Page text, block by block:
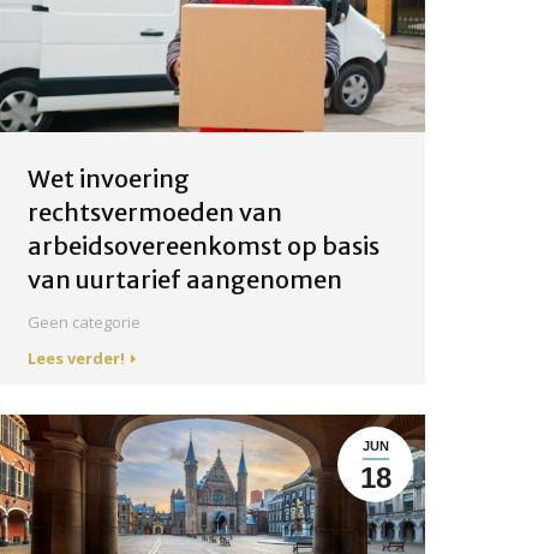
Wet invoering
rechtsvermoeden van
arbeidsovereenkomst op basis
van uurtarief aangenomen
Geen categorie
Lees verder!
JUN
18